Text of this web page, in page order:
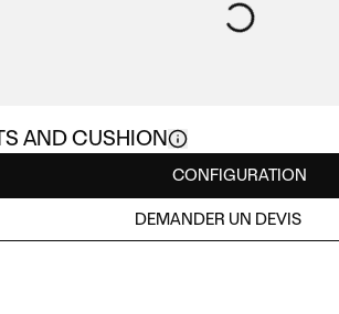
AND CUSHION
CONFIGURATION
DEMANDER UN DEVIS